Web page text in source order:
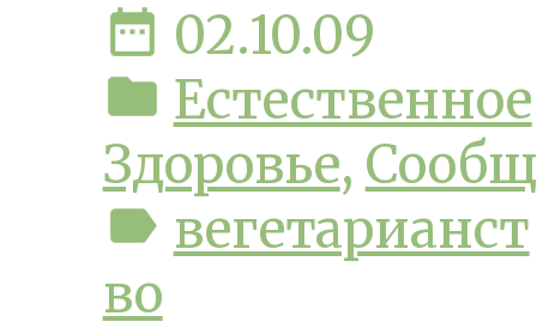
date_range 02.10.09
folder Естественное
Здоровье,
label вегетарианст
во